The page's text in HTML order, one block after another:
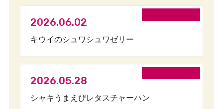
2026.06.02
キウイのシュワシュワゼリー
2026.05.28
シャキうまえびレタスチャーハン